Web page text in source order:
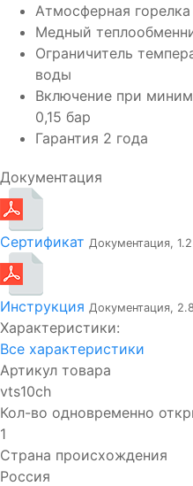
Атмосферная
Медный
Ограничитель
воды
Включение при
0,15 бар
Гарантия 2 года
Документация
Сертификат Документация,
Инструкция Документация,
Характеристики:
Все характеристики
Артикул товара
vts10ch
Кол-во одновременно
1
Страна происхождения
Россия